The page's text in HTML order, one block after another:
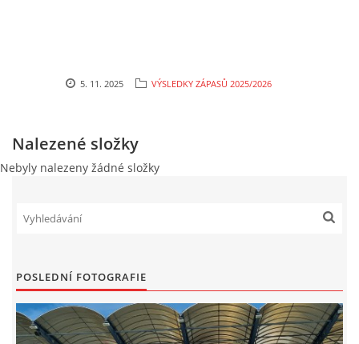
STARŠÍ PŘÍPRAVKA R 2012 + 2013
PODPORUJÍ NÁŠ KLUB
ARCHÍV
DOTACE
5. 11. 2025 VÝSLEDKY ZÁPASŮ 2025/2026
Nalezené složky
Nebyly nalezeny žádné složky
POSLEDNÍ FOTOGRAFIE